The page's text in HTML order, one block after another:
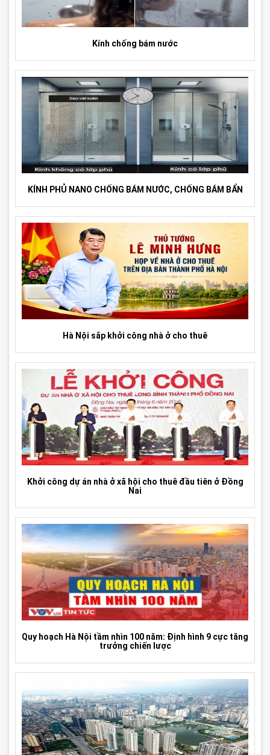
Kính chống bám nước
KÍNH PHỦ NANO CHỐNG BÁM NƯỚC, CHỐNG BÁM BẨN
Hà Nội sắp khởi công nhà ở cho thuê
Khởi công dự án nhà ở xã hội cho thuê đầu tiên ở Đồng
Nai
Quy hoạch Hà Nội tầm nhìn 100 năm: Định hình 9 cực tăng
trưởng chiến lược